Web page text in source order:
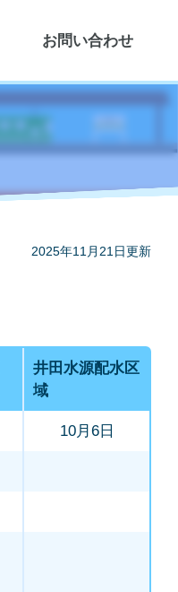
お問い合わせ
2025年11月21日更新
井田水源配水区
域
10月6日